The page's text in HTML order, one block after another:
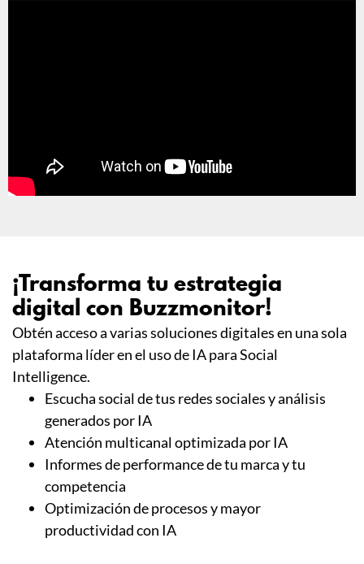
¡Transforma tu estrategia
digital con Buzzmonitor!
Obtén acceso a varias soluciones digitales en una sola
plataforma líder en el uso de IA para Social
Intelligence.
Escucha social de tus redes sociales y análisis
generados por IA
Atención multicanal optimizada por IA
Informes de performance de tu marca y tu
competencia
Optimización de procesos y mayor
productividad con IA